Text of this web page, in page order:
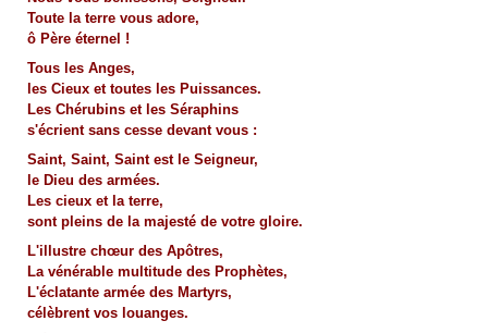
Toute la terre vous adore,
ô Père éternel !
Tous les Anges,
les Cieux et toutes les Puissances.
Les Chérubins et les Séraphins
s'écrient sans cesse devant vous :
Saint, Saint, Saint est le Seigneur,
le Dieu des armées.
Les cieux et la terre,
sont pleins de la majesté de votre gloire.
L'illustre chœur des Apôtres,
La vénérable multitude des Prophètes,
L'éclatante armée des Martyrs,
célèbrent vos louanges.